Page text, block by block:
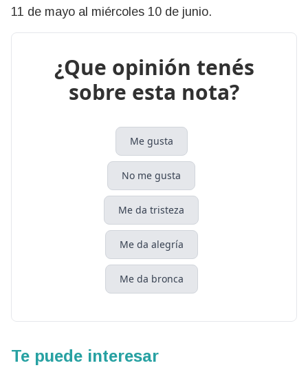
11 de mayo al miércoles 10 de junio.
¿Que opinión tenés
sobre esta nota?
Me gusta
No me gusta
Me da tristeza
Me da alegría
Me da bronca
Te puede interesar